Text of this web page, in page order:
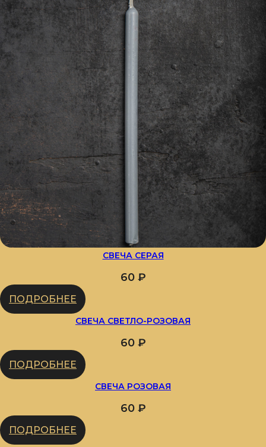
СВЕЧА СЕРАЯ
60 ₽
ПОДРОБНЕЕ
СВЕЧА СВЕТЛО-РОЗОВАЯ
60 ₽
ПОДРОБНЕЕ
СВЕЧА РОЗОВАЯ
60 ₽
ПОДРОБНЕЕ